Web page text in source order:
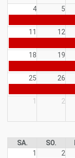
4 5
11
12
18
19
25
26
1
2
SA. SO.
1
2